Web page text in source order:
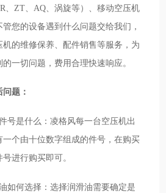
、ZT、AQ、涡旋等）、移动空压机
您的设备遇到什么问题交给我们，
的维修保养、配件销售等服务，为
一切问题，费用合理快速响应。
题：
号是什么：凌格风每一台空压机出
个由十位数字组成的件号，在购买
进行购买即可。
如何选择：选择润滑油需要确定是